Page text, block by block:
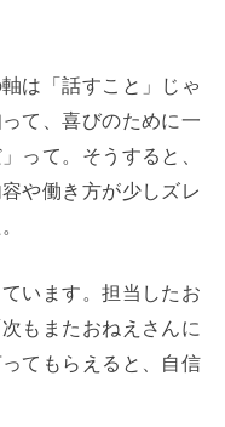
は「話すこと」じゃ
て、喜びのために一
って。そうすると、
や働き方が少しズレ
います。担当したお
もまたおねえさんに
てもらえると、自信